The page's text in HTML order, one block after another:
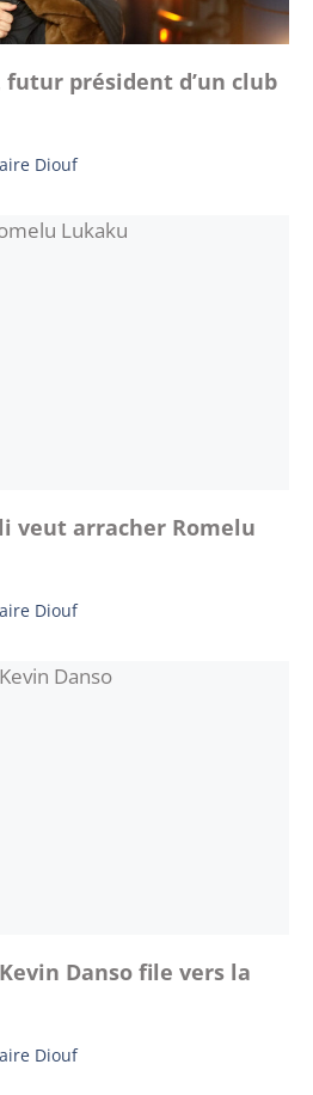
futur président d’un club
Diouf
veut arracher Romelu
Diouf
Danso file vers la
Diouf